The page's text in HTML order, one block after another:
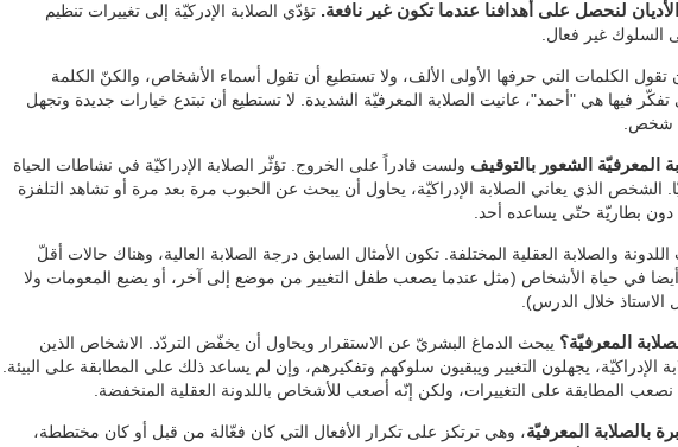
لنحصل على أهدافنا عندما تكون غير نافعة. تؤدّي الصلابة الإدركيّة إلى تغييرات تنظيم
السلوك غير فعال.
تقول الكلمات التي حرفها الأولى الألف، ولا تستطيع أن تقول أسماء الأشخاص، والكنّ الكلمة
تفكّر فيها هي "أحمد"، عانيت الصلابة المعرفيّة الشديدة. لا تستطيع أن تبتدع خيارات جديدة وتجهل
شخص.
المعرفيّة الشعور بالتوقيف ولست قادراً على الخروج. تؤثّر الصلابة الإدراكيّة في نشاطات الحياة
الشخص الذي يعاني الصلابة الإدراكيّة، يحاول أن يبحث عن الحبوب مرة بعد مرة أو تشاهد التلفزة
بطاريّة حتّى يساعده أحد.
والصلابة العقلية المختلفة. تكون الأمثال السابق درجة الصلابة العالية، وهناك حالات أقلّ
في حياة الأشخاص (مثل عندما يصعب طفل التغيير من موضع إلى آخر، أو يضيع المعومات ولا
الاستاذ خلال الدرس).
المعرفيّة؟ يبحث الدماغ البشريّ عن الاستقرار ويحاول أن يخفّض التردّد. الاشخاص الذين
الإدراكيّة، يجهلون التغيير ويبقيون سلوكهم وتفكيرهم، وإن لم يساعد ذلك على المطابقة على البيئة.
نصعب المطابقة على التغييرات، ولكن إنّه أصعب للأشخاص باللدونة العقلية المنخفضة.
بالصلابة المعرفيّة، وهي ترتكز على تكرار الأفعال التي كان فعّالة من قبل أو كان مختططة،